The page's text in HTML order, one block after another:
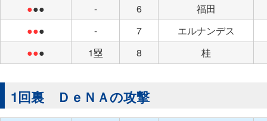
●●● - 6
福田
●●● - 7
エルナンデス
●●● 1塁 8 桂
1回裏 ＤｅＮＡの攻撃